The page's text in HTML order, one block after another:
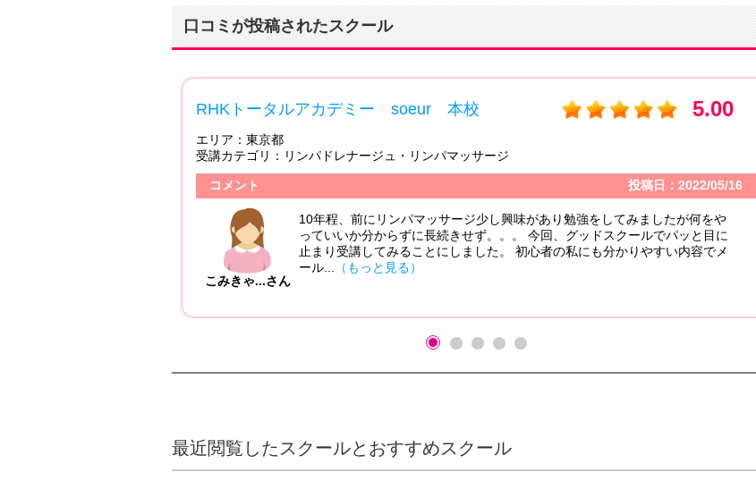
口コミが投稿されたスクール
5.00
投稿日：2022/05/16
マッサージ少し興味があり勉強をしてみましたが何をや
に長続きせず。。。 今回、グッドスクールでパッと目に
ことにしました。 初心者の私にも分かりやすい内容でメ
RHKトータルアカデミー soeur 本校
受講カテゴリ：ハーブ・ハーバルセラピー 漢方
初めて資格を取ることができました(^^) 昔か
格を取りたいなと思ってましたが、なかなか
タルアカデミーは、初心者の私のような生
最近閲覧したスクールとおすすめスクール